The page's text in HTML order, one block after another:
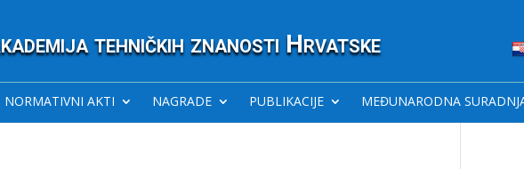
tehničkih znanosti Hrvatske
NORMATIVNI AKTI NAGRADE PUBLIKACIJE MEĐUNARODNA